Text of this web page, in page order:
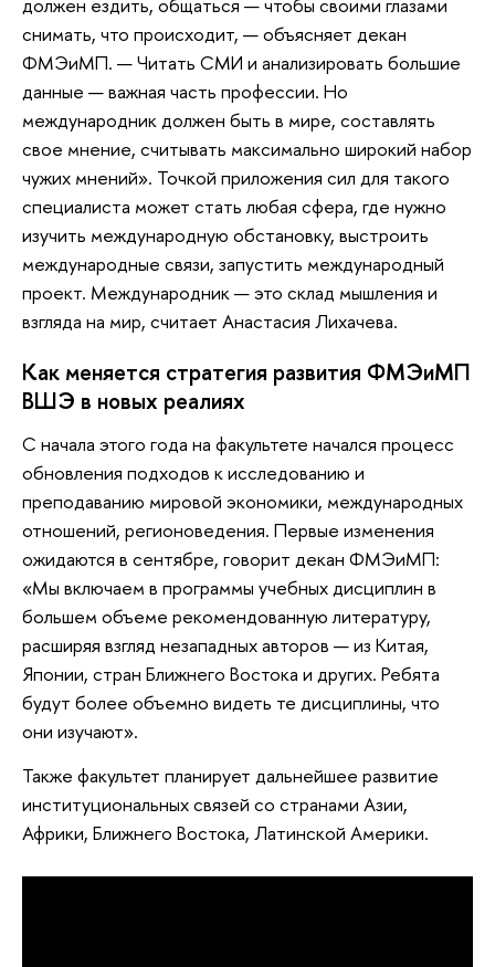
снимать, что происходит, — объясняет декан
ФМЭиМП. — Читать СМИ и анализировать большие
данные — важная часть профессии. Но
международник должен быть в мире, составлять
свое мнение, считывать максимально широкий набор
чужих мнений». Точкой приложения сил для такого
специалиста может стать любая сфера, где нужно
изучить международную обстановку, выстроить
международные связи, запустить международный
проект. Международник — это склад мышления и
взгляда на мир, считает Анастасия Лихачева.
Как меняется стратегия развития ФМЭиМП
ВШЭ в новых реалиях
С начала этого года на факультете начался процесс
обновления подходов к исследованию и
преподаванию мировой экономики, международных
отношений, регионоведения. Первые изменения
ожидаются в сентябре, говорит декан ФМЭиМП:
«Мы включаем в программы учебных дисциплин в
большем объеме рекомендованную литературу,
расширяя взгляд незападных авторов — из Китая,
Японии, стран Ближнего Востока и других. Ребята
будут более объемно видеть те дисциплины, что
они изучают».
Также факультет планирует дальнейшее развитие
институциональных связей со странами Азии,
Африки, Ближнего Востока, Латинской Америки.